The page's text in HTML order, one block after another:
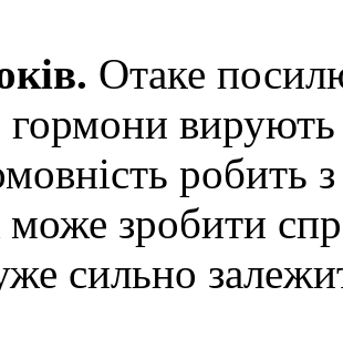
Отаке
вирують
робить
зробити
сильно